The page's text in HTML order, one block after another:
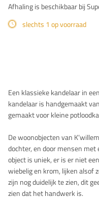
Afhaling is beschikbaar bij
slechts 1 op voorraad
Beschrijving
Een klassieke kandelaar in
kandelaar is handgemaakt
gemaakt voor kleine
De woonobjecten van
dochter, en door mensen
object is uniek, er is er niet
wiebelig en krom, lijken alsof
zijn nog duidelijk te zien, dit
zien dat het handwerk is.